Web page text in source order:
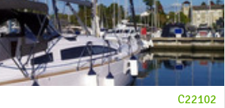
C22102